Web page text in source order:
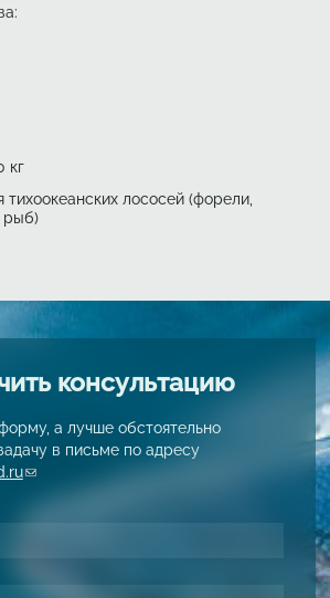
кг
лососей (форели,
рыб)
консультацию
а лучше обстоятельно
в письме по адресу
(link sends e-mail)